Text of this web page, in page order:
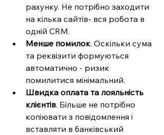
рахунку. Не потрібно заходити
на кілька сайтів- вся робота в
одній CRM.
Менше помилок. Оскільки сума
та реквізити формуються
автоматично - ризик
помилитися мінімальний.
Швидка оплата та лояльність
клієнтів. Більше не потрібно
копіювати з повідомлення і
вставляти в банківський